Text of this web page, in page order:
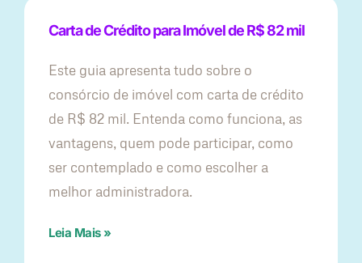
Carta de Crédito para Imóvel de R$ 82 mil
Este guia apresenta tudo sobre o
consórcio de imóvel com carta de crédito
de R$ 82 mil. Entenda como funciona, as
vantagens, quem pode participar, como
ser contemplado e como escolher a
melhor administradora.
Leia Mais »